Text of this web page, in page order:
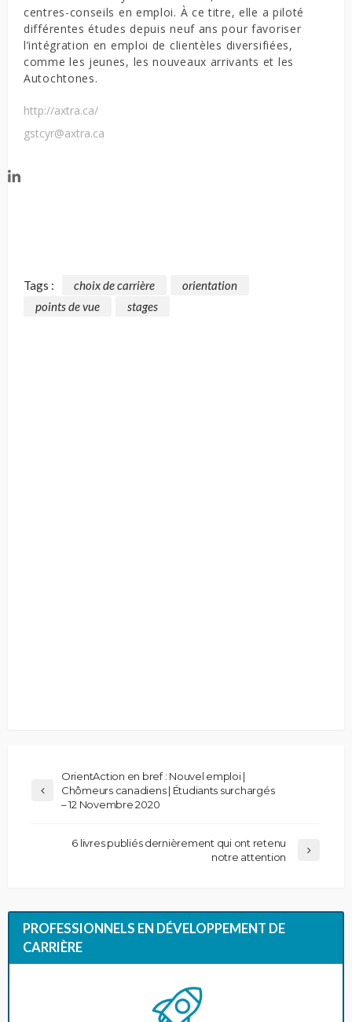
centres-conseils en emploi. À ce titre, elle a piloté
différentes études depuis neuf ans pour favoriser
l’intégration en emploi de clientèles diversifiées,
comme les jeunes, les nouveaux arrivants et les
Autochtones.
http://axtra.ca/
gstcyr@axtra.ca
Tags : choix de carrière
orientation
points de vue
stages
OrientAction en bref : Nouvel emploi |
Chômeurs canadiens | Étudiants surchargés
– 12 Novembre 2020
6 livres publiés dernièrement qui ont retenu
notre attention
PROFESSIONNELS EN DÉVELOPPEMENT DE
CARRIÈRE